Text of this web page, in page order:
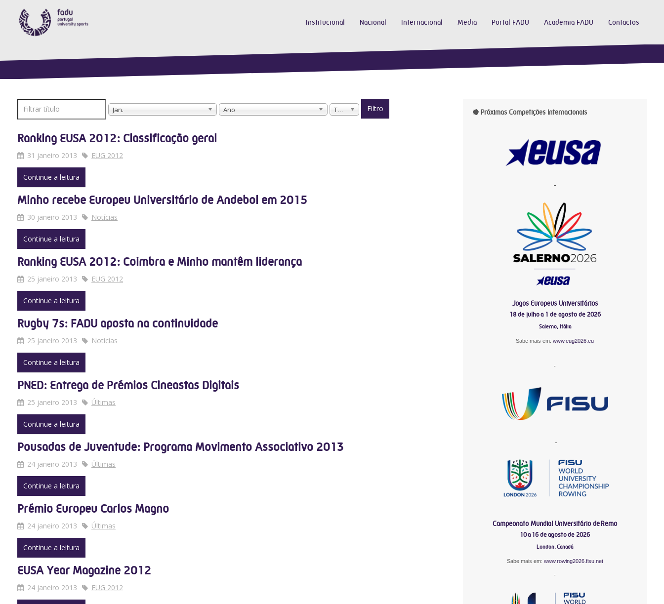
Institucional Nacional Internacional Media Portal FADU Academia FADU Contactos
Filtrar
título
Jan. Ano Todos Filtro
Ranking EUSA 2012: Classificação geral
31 janeiro 2013 EUG 2012
Continue a leitura
Minho recebe Europeu Universitário de Andebol em 2015
30 janeiro 2013 Notícias
Continue a leitura
Ranking EUSA 2012: Coimbra e Minho mantêm liderança
25 janeiro 2013 EUG 2012
Continue a leitura
Rugby 7s: FADU aposta na continuidade
25 janeiro 2013 Notícias
Continue a leitura
PNED: Entrega de Prémios Cineastas Digitais
25 janeiro 2013 Últimas
Continue a leitura
Pousadas de Juventude: Programa Movimento Associativo 2013
24 janeiro 2013 Últimas
Continue a leitura
Prémio Europeu Carlos Magno
24 janeiro 2013 Últimas
Continue a leitura
EUSA Year Magazine 2012
24 janeiro 2013 EUG 2012
Próximas Competições Internacionais
-
Jogos Europeus Universitários
18 de julho a 1 de agosto de 2026
Salerno, Itália
Sabe mais em:www.eug2026.eu
-
-
Campeonato Mundial Universitário de Remo
10 a 16 de agosto de 2026
London, Canadá
Sabe mais em: www.rowing2026.fisu.net
-